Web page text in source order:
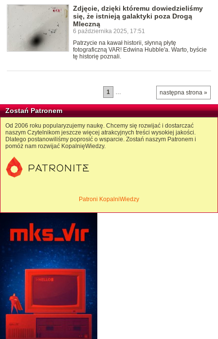
Zdjęcie, dzięki któremu dowiedzieliśmy
się, że istnieją galaktyki poza Drogą
Mleczną
6 października 2025, 17:51
Patrzycie na kawał historii, słynną płytę
fotograficzną VAR! Edwina Hubble'a. Warto, byście
tę historię poznali.
następna strona »
1 …
Zostań Patronem
Od 2006 roku popularyzujemy naukę. Chcemy się rozwijać i dostarczać
naszym Czytelnikom jeszcze więcej atrakcyjnych treści wysokiej jakości.
Dlatego postanowiliśmy poprosić o wsparcie. Zostań naszym Patronem i
pomóż nam rozwijać KopalnięWiedzy.
Patroni KopalniWiedzy